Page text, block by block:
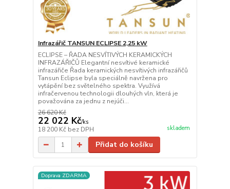
Infrazářič TANSUN ECLIPSE 2,25 kW
ECLIPSE – ŘADA NESVÍTIVÝCH KERAMICKÝCH
INFRAZÁŘIČŮ Elegantní nesvítivé keramické
infrazářiče Řada keramických nesvítivých infrazářičů
Tansun Eclipse byla speciálně navržena pro
vytápění bez světelného spektra. Využívá
infračervenou technologii dlouhých vln, která je
považována za jednu z nejúči...
26 620 Kč
22 022 Kč/ks
18 200 Kč bez DPH skladem
Přidat do košíku
Doprava ZDARMA